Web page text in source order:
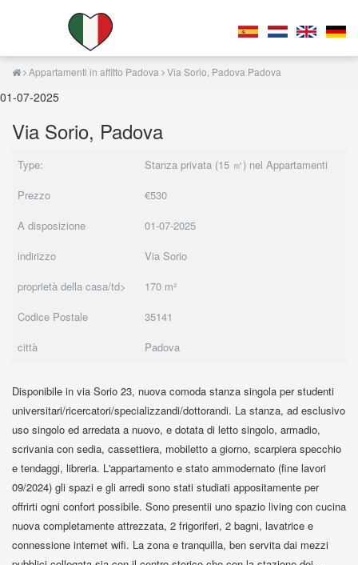
Appartamenti in affitto Padova Via Sorio, Padova Padova
01-07-2025
Via Sorio, Padova
Type:
Stanza privata (15 ㎡) nel Appartamenti
Prezzo
€530
A disposizione
01-07-2025
indirizzo
Via Sorio
proprietà della casa/td>
170 m²
Codice Postale
35141
città
Padova
Disponibile in via Sorio 23, nuova comoda stanza singola per studenti
universitari/ricercatori/specializzandi/dottorandi. La stanza, ad esclusivo
uso singolo ed arredata a nuovo, e dotata di letto singolo, armadio,
scrivania con sedia, cassettiera, mobiletto a giorno, scarpiera specchio
e tendaggi, libreria. L'appartamento e stato ammodernato (fine lavori
09/2024) gli spazi e gli arredi sono stati studiati appositamente per
offrirti ogni confort possibile. Sono presentii uno spazio living con cucina
nuova completamente attrezzata, 2 frigoriferi, 2 bagni, lavatrice e
connessione internet wifi. La zona e tranquilla, ben servita dai mezzi